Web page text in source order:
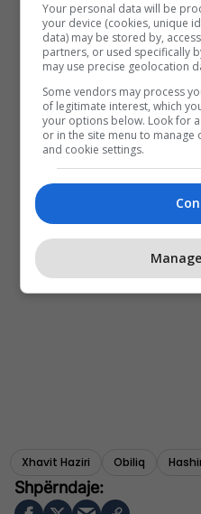
Xhavit Haziri Obiliq
Your personal data will be
your device (cookies, unique
data) may be stored by,
partners, or used specifically
may use precise geolocation
Some vendors may process
of legitimate interest, which
your options below. Look for
or in the site menu to
and cookie settings.